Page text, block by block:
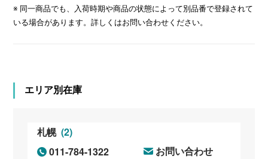
※ 同一商品でも、入荷時期や商品の状態によって別品番で登録されて
いる場合があります。詳しくはお問い合わせください。
エリア別在庫
札幌 (2)
011-784-1322
お問い合わせ